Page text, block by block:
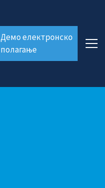
Демо електронско
полагање